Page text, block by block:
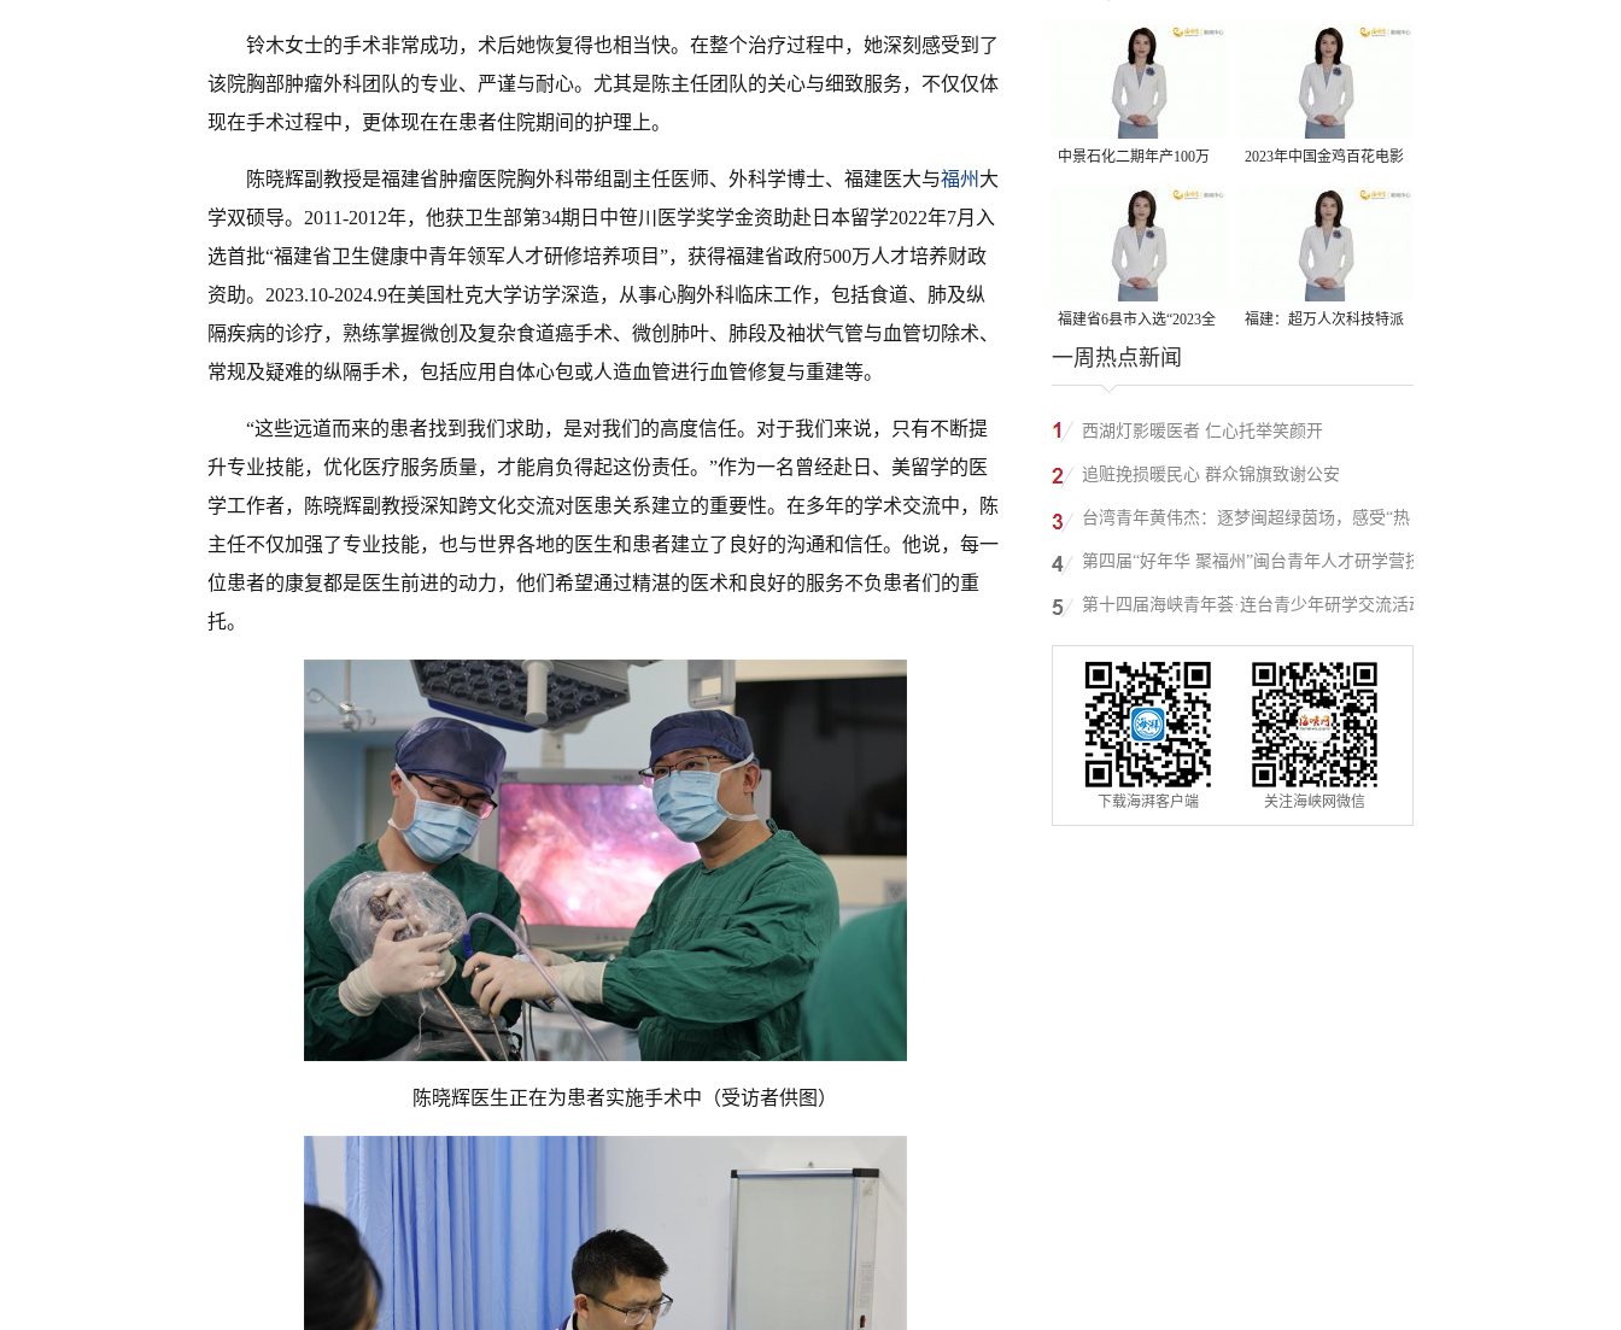
铃木女士的手术非常成功，术后她恢复得也相当快。在整个治疗过程中，她深刻感受到了
该院胸部肿瘤外科团队的专业、严谨与耐心。尤其是陈主任团队的关心与细致服务，不仅仅体
现在手术过程中，更体现在在患者住院期间的护理上。
陈晓辉副教授是福建省肿瘤医院胸外科带组副主任医师、外科学博士、福建医大与福州 大
学双硕导。2011-2012年，他获卫生部第34期日中笹川医学奖学金资助赴日本留学2022年7月入
选首批“福建省卫生健康中青年领军人才研修培养项目”，获得福建省政府500万人才培养财政
资助。2023.10-2024.9在美国杜克大学访学深造，从事心胸外科临床工作，包括食道、肺及纵
隔疾病的诊疗，熟练掌握微创及复杂食道癌手术、微创肺叶、肺段及袖状气管与血管切除术、
常规及疑难的纵隔手术，包括应用自体心包或人造血管进行血管修复与重建等。
“这些远道而来的患者找到我们求助，是对我们的高度信任。对于我们来说，只有不断提
升专业技能，优化医疗服务质量，才能肩负得起这份责任。”作为一名曾经赴日、美留学的医
学工作者，陈晓辉副教授深知跨文化交流对医患关系建立的重要性。在多年的学术交流中，陈
主任不仅加强了专业技能，也与世界各地的医生和患者建立了良好的沟通和信任。他说，每一
位患者的康复都是医生前进的动力，他们希望通过精湛的医术和良好的服务不负患者们的重
托。
陈晓辉医生正在为患者实施手术中（受访者供图）
中景石化二期年产100万
吨丙烷脱氢项目建成中交
2023年中国金鸡百花电影
节有福电影巡展31日启动
福建省6县市入选“2023全
国县域发展潜力百强县”
福建：超万人次科技特派
一周热点新闻
西湖灯影暖医者 仁心托举笑颜开
追赃挽损暖民心 群众锦旗致谢公安
台湾青年黄伟杰：逐梦闽超绿茵场，感受“热
血”与温情
第四届“好年华 聚福州”闽台青年人才研学营技
术成果项目路演在榕举办
第十四届海峡青年荟·连台青少年研学交流活动
在福州启航
下载海湃客户端 关注海峡网微信